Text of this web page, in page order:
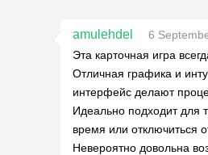
amulehdel
6
Эта карточная игра
Отличная графика и
интерфейс делают
Идеально подходит для
время или отключиться
Невероятно довольна